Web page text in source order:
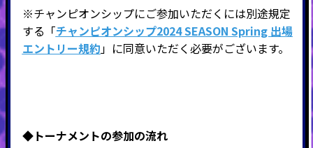
※チャンピオンシップにご参加いただくには別途規定
する「チャンピオンシップ2024 SEASON Spring 出場
エントリー規約 」に同意いただく必要がございます。
◆トーナメントの参加の流れ